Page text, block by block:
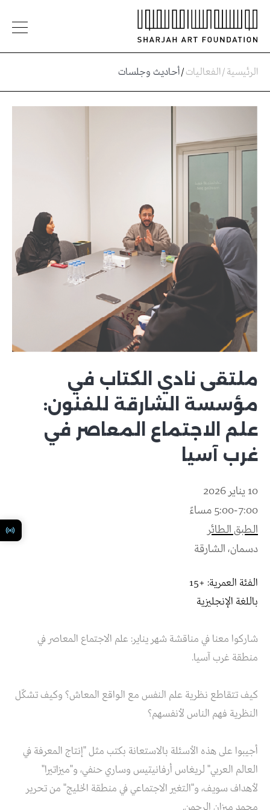
الرئيسية/الفعاليات/أحاديث وجلسات
ملتقى نادي الكتاب في
مؤسسة الشارقة للفنون:
علم الاجتماع المعاصر في
غرب آسيا
الفئة العمرية: +15
باللغة الإنجليزية
شاركوا معنا في مناقشة شهر يناير: علم الاجتماع المعاصر في
منطقة غرب آسيا.
كيف تتقاطع نظرية علم النفس مع الواقع المعاش؟ وكيف تشكّل
النظرية فهم الناس لأنفسهم؟
أجيبوا على هذه الأسئلة بالاستعانة بكتب مثل "إنتاج المعرفة في
العالم العربي" لريغاس أرفانيتيس وساري حنفي، و"ميزاتيرا"
لأهداف سويف، و"التغير الاجتماعي في منطقة الخليج" من تحرير
10 يناير 2026
5:00-7:00 مساءً
الطبق الطائر
دسمان، الشارقة